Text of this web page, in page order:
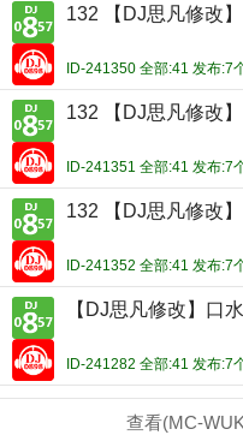
132 【DJ思凡修改
ID-241350 全部:41 发布:7
132 【DJ思凡修改
ID-241351 全部:41 发布:7
132 【DJ思凡修改
ID-241352 全部:41 发布:7
【DJ思凡修改】口
ID-241282 全部:41 发布:7
查看(MC-